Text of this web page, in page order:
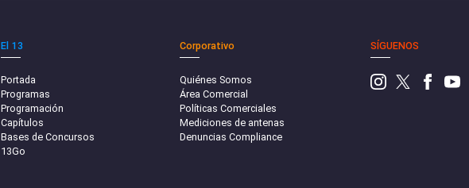
El 13
Portada
Programas
Programación
Capítulos
Bases de Concursos
13Go
Corporativo
Quiénes Somos
Área Comercial
Políticas Comerciales
Mediciones de antenas
Denuncias Compliance
SÍGUENOS